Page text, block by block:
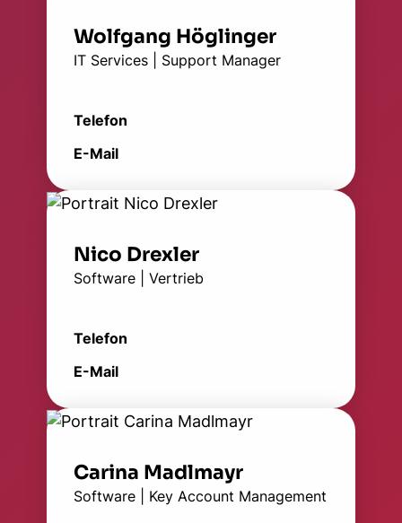
Wolfgang Höglinger
IT Services | Support Manager
Telefon
E-Mail
Nico Drexler
Software | Vertrieb
Telefon
E-Mail
Carina Madlmayr
Software | Key Account Management